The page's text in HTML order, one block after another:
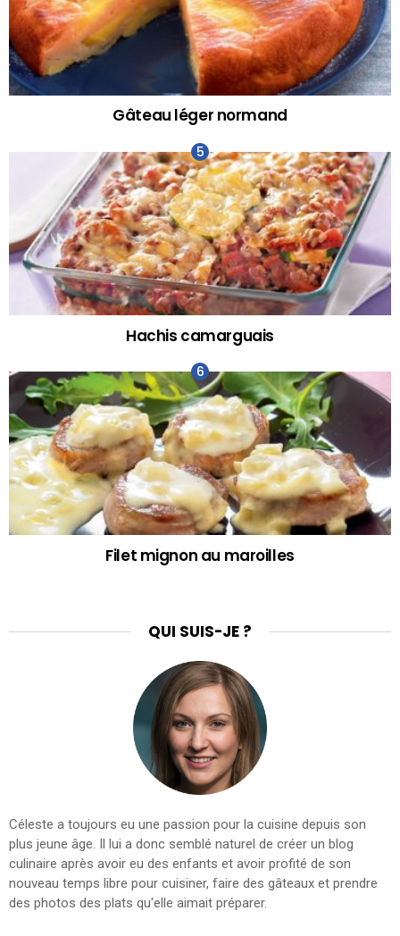
Gâteau léger normand
Hachis camarguais
Filet mignon au maroilles
QUI SUIS-JE ?
Céleste a toujours eu une passion pour la cuisine depuis son
plus jeune âge. Il lui a donc semblé naturel de créer un blog
culinaire après avoir eu des enfants et avoir profité de son
nouveau temps libre pour cuisiner, faire des gâteaux et prendre
des photos des plats qu'elle aimait préparer.